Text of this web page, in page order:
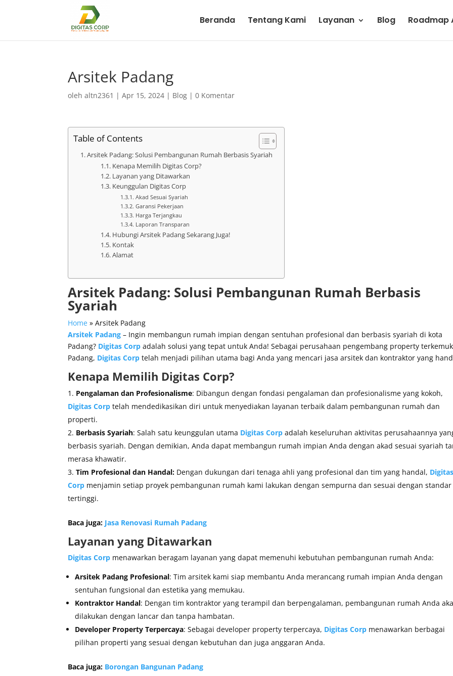
Beranda Tentang Kami Layanan Blog Roadmap
Arsitek Padang
olehaltn2361 |Apr 15, 2024 | Blog |0 Komentar
Table of Contents
Arsitek Padang: Solusi Pembangunan Rumah Berbasis Syariah
Kenapa Memilih Digitas Corp?
Layanan yang Ditawarkan
Keunggulan Digitas Corp
Akad Sesuai Syariah
Garansi Pekerjaan
Harga Terjangkau
Laporan Transparan
Hubungi Arsitek Padang Sekarang Juga!
Kontak
Alamat
Arsitek Padang: Solusi Pembangunan Rumah Berbasis
Syariah
Home »Arsitek Padang
Arsitek Padang – Ingin membangun rumah impian dengan sentuhan profesional dan berbasis syariah di kota
Padang? Digitas Corp adalah solusi yang tepat untuk Anda! Sebagai perusahaan pengembang property
Padang, Digitas Corp telah menjadi pilihan utama bagi Anda yang mencari jasa arsitek dan kontraktor yang
Kenapa Memilih Digitas Corp?
Pengalaman dan Profesionalisme: Dibangun dengan fondasi pengalaman dan profesionalisme yang kokoh,
Digitas Corp telah mendedikasikan diri untuk menyediakan layanan terbaik dalam pembangunan rumah dan
properti.
Berbasis Syariah: Salah satu keunggulan utama Digitas Corp adalah keseluruhan aktivitas perusahaannya
berbasis syariah. Dengan demikian, Anda dapat membangun rumah impian Anda dengan akad sesuai syariah
merasa khawatir.
Tim Profesional dan Handal: Dengan dukungan dari tenaga ahli yang profesional dan tim yang handal,
Corp menjamin setiap proyek pembangunan rumah kami lakukan dengan sempurna dan sesuai dengan standar
tertinggi.
Baca juga: Jasa Renovasi Rumah Padang
Layanan yang Ditawarkan
Digitas Corp menawarkan beragam layanan yang dapat memenuhi kebutuhan pembangunan rumah Anda:
Arsitek Padang Profesional: Tim arsitek kami siap membantu Anda merancang rumah impian Anda dengan
sentuhan fungsional dan estetika yang memukau.
Kontraktor Handal: Dengan tim kontraktor yang terampil dan berpengalaman, pembangunan rumah Anda
dilakukan dengan lancar dan tanpa hambatan.
Developer Property Terpercaya: Sebagai developer property terpercaya, Digitas Corp menawarkan berbagai
pilihan properti yang sesuai dengan kebutuhan dan juga anggaran Anda.
Baca juga: Borongan Bangunan Padang